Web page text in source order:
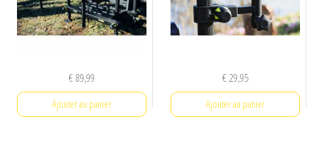
€89,99
Ajouter au panier
€29,95
Ajouter au panier